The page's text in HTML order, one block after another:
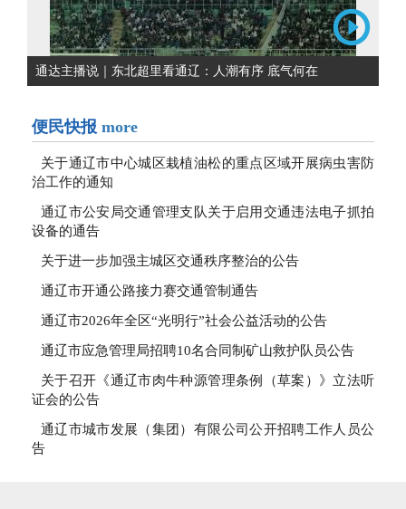
通达主播说｜东北超里看通辽：人潮有序 底气何在
便民快报 more
关于通辽市中心城区栽植油松的重点区域开展病虫害防
治工作的通知
通辽市公安局交通管理支队关于启用交通违法电子抓拍
设备的通告
关于进一步加强主城区交通秩序整治的公告
通辽市开通公路接力赛交通管制通告
通辽市2026年全区“光明行”社会公益活动的公告
通辽市应急管理局招聘10名合同制矿山救护队员公告
关于召开《通辽市肉牛种源管理条例（草案）》立法听
证会的公告
通辽市城市发展（集团）有限公司公开招聘工作人员公
告